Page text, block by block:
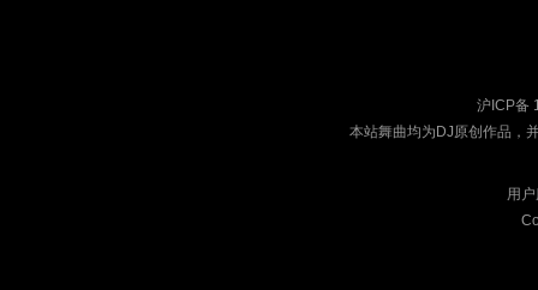
沪ICP备
本站舞曲均为DJ原创作品，
用